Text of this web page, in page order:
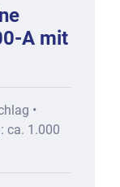
A mit
•
ca. 1.000